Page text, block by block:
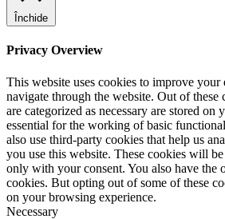
Închide
Privacy Overview
This website uses cookies to improve
navigate through the website. Out of these
are categorized as necessary are stored on
essential for the working of basic
also use third-party cookies that help us
you use this website. These cookies will
only with your consent. You also have the
cookies. But opting out of some of these
on your browsing experience.
Necessary